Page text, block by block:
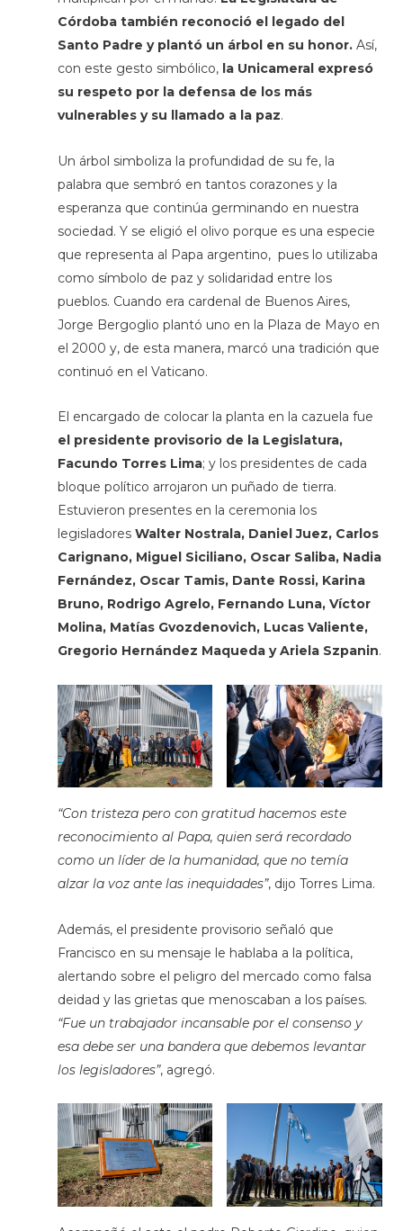
Córdoba también reconoció el legado del
Santo Padre y plantó un árbol en su honor. Así,
con este gesto simbólico, la Unicameral expresó
su respeto por la defensa de los más
vulnerables y su llamado a la paz.
Un árbol simboliza la profundidad de su fe, la
palabra que sembró en tantos corazones y la
esperanza que continúa germinando en nuestra
sociedad. Y se eligió el olivo porque es una especie
que representa al Papa argentino, pues lo utilizaba
como símbolo de paz y solidaridad entre los
pueblos. Cuando era cardenal de Buenos Aires,
Jorge Bergoglio plantó uno en la Plaza de Mayo en
el 2000 y, de esta manera, marcó una tradición que
continuó en el Vaticano.
El encargado de colocar la planta en la cazuela fue
el presidente provisorio de la Legislatura,
Facundo Torres Lima; y los presidentes de cada
bloque político arrojaron un puñado de tierra.
Estuvieron presentes en la ceremonia los
legisladores Walter Nostrala, Daniel Juez, Carlos
Carignano, Miguel Siciliano, Oscar Saliba, Nadia
Fernández, Oscar Tamis, Dante Rossi, Karina
Bruno, Rodrigo Agrelo, Fernando Luna, Víctor
Molina, Matías Gvozdenovich, Lucas Valiente,
Gregorio Hernández Maqueda y Ariela Szpanin.
“Con tristeza pero con gratitud hacemos este
reconocimiento al Papa, quien será recordado
como un líder de la humanidad, que no temía
alzar la voz ante las inequidades”, dijo Torres Lima.
Además, el presidente provisorio señaló que
Francisco en su mensaje le hablaba a la política,
alertando sobre el peligro del mercado como falsa
deidad y las grietas que menoscaban a los países.
“Fue un trabajador incansable por el consenso y
esa debe ser una bandera que debemos levantar
los legisladores”, agregó.